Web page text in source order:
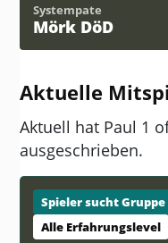
Systempate
Mörk DöD
Aktuelle
Aktuell hat Paul 1
ausgeschrieben.
Spieler sucht Gruppe
Alle Erfahrungslevel